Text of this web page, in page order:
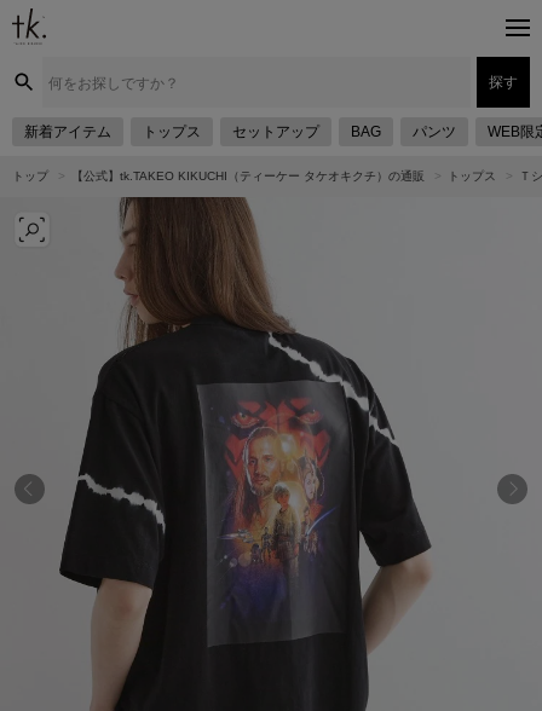
探す
新着アイテム トップス セットアップ BAG パンツ WEB限
トップ 【公式】tk.TAKEO KIKUCHI（ティーケー タケオキクチ）の通販 トップス Ｔ